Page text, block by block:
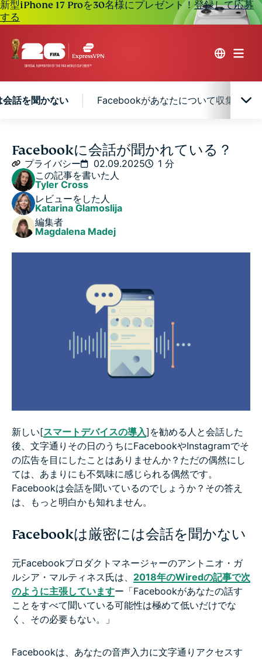
新型iPhone 17 Proを30名様にプレゼント！登録して応募
する
話を聞かない Facebookがあなたについて収集する
Facebookは厳密には会話を聞かない
Facebookがあなたについて収集する情報を制限する
Facebookに会話が聞かれている？
プライバシー 02.09.2025
1 分
この記事を書いた人
Tyler Cross
レビューをした人
Katarina Glamoslija
編集者
Magdalena Madej
新しい[スマートデバイスの導入]を勧める人と会話した
後、文字通りその日のうちにFacebookやInstagramでそ
の広告を目にしたことはありませんか？ただの偶然にし
ては、あまりにも不気味に感じられる偶然です。
Facebookは会話を聞いているのでしょうか？その答え
は、もっと明白かも知れません。
Facebookは厳密には会話を聞かない
元Facebookプロダクトマネージャーのアントニオ・ガ
ルシア・マルティネス氏は、 2018年のWiredの記事で次
のように主張していますー「Facebookがあなたの話す
ことをすべて聞いている可能性は極めて低いだけでな
く、その必要もない。」
Facebookは、あなたの音声入力に文字通りアクセスす